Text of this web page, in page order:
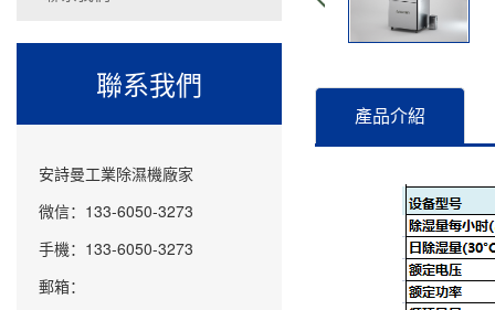
聯系我們
安詩曼工業除濕機廠家
微信：133-6050-3273
手機：133-6050-3273
郵箱：
產品介紹